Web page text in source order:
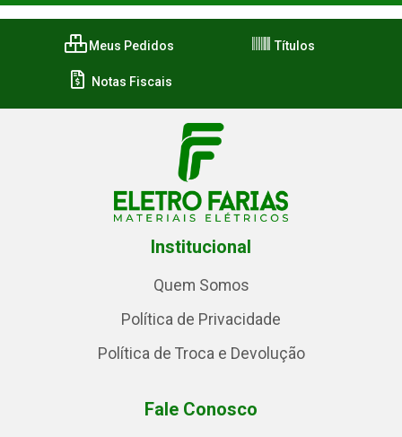
Meus Pedidos Títulos
Notas Fiscais
Institucional
Quem Somos
Política de Privacidade
Política de Troca e Devolução
Fale Conosco